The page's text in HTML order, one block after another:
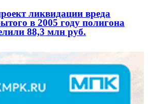
ликвидации вреда
в 2005 году полигона
88,3 млн руб.